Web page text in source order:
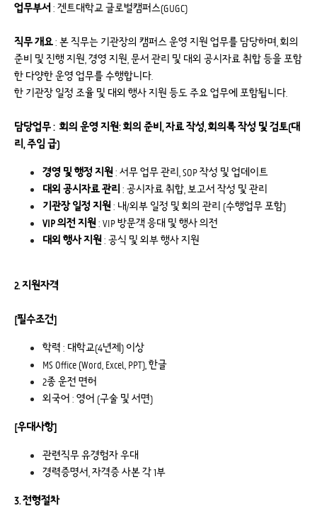
업무부서 : 겐트대학교 글로벌캠퍼스(GUGC)
직무개요: 본 직무는 기관장의 캠퍼스 운영 지원 업무를 담당하며, 회의
준비 및 진행 지원, 경영 지원, 문서 관리 및 대외 공시자료 취합 등을 포함
한 다양한 운영 업무를 수행합니다.
한 기관장 일정 조율 및 대외 행사 지원 등도 주요 업무에 포함됩니다.
담당업무 : 회의 운영 지원: 회의 준비, 자료 작성, 회의록 작성 및 검토(대
리, 주임 급)
경영 및행정 지원: 서무 업무 관리, SOP 작성 및 업데이트
대외 공시자료관리 : 공시자료 취합, 보고서 작성 및 관리
기관장 일정 지원: 내/외부 일정 및 회의 관리 (수행업무 포함)
VIP의전 지원: VIP 방문객 응대 및 행사 의전
대외 행사지원: 공식 및 외부 행사 지원
2. 지원자격
[필수조건]
학력 : 대학교(4년제) 이상
MS Office (Word, Excel, PPT), 한글
2종 운전 면허
외국어 : 영어 (구술 및 서면)
[우대사항]
관련직무 유경험자 우대
경력증명서, 자격증 사본 각 1부
3. 전형절차